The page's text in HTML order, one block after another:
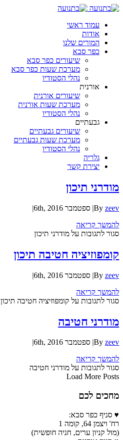
עמוד ראשי
אודות
המורים שלנו
כפר סבא
שיעורים כפר סבא
מערכת שעות כפר סבא
נהלי הסטודיו
אורנית
שיעורים אורנית
מערכת שעות אורנית
נהלי הסטודיו
גבעתיים
שיעורים גבעתיים
מערכת שעות גבעתיים
נהלי הסטודיו
גלריה
יצירת קשר
מודרני תיכון
By zeev
| ספטמבר 6th, 2016
|
להמשך קריאה
סגור לתגובות על מודרני תיכון
קומפוזיציה חטיבה תיכון
By zeev
| ספטמבר 6th, 2016
|
להמשך קריאה
סגור לתגובות על קומפוזיציה חטיבה תיכון
מודרני חטיבה
By zeev
| ספטמבר 6th, 2016
|
להמשך קריאה
סגור לתגובות על מודרני חטיבה
Load More Posts
מחכים לכם
♥ סניף כפר סבא:
רח' ויצמן 64, קומה 1
(מול קניון ערים, חניה חופשית)